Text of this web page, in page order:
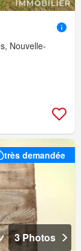
Nouvelle-
très demandée
3 Photos